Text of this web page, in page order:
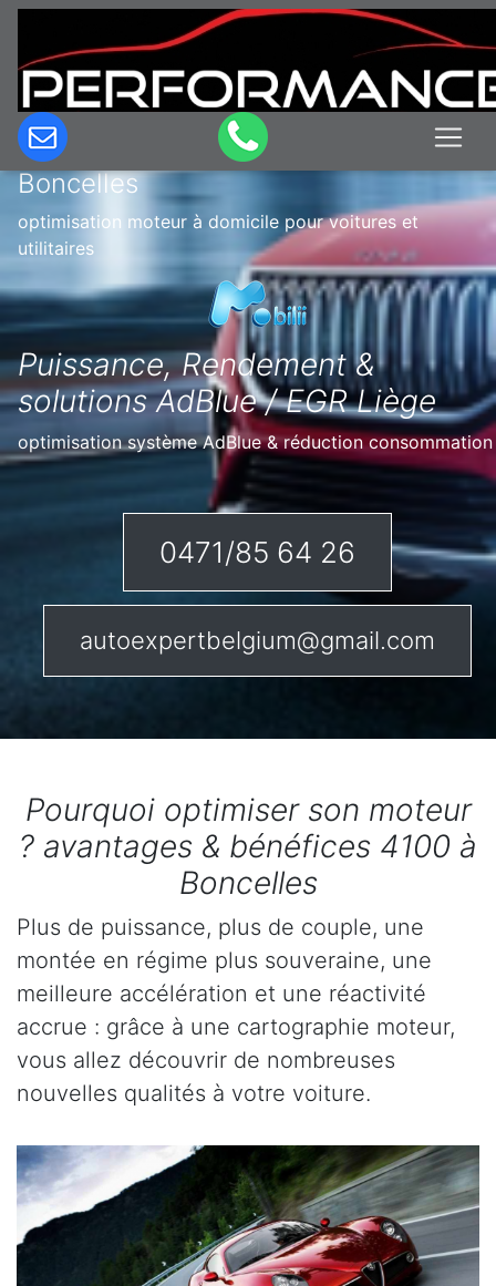
Optimisation & Reprogrammation
moteur à domicile en Belgique à
Boncelles
optimisation moteur à domicile pour voitures et
utilitaires
Puissance, Rendement &
solutions AdBlue / EGR Liège
optimisation système AdBlue & réduction consommation
0471/85 64 26
autoexpertbelgium@gmail.com
Pourquoi optimiser son moteur
? avantages & bénéfices 4100 à
Boncelles
Plus de puissance, plus de couple, une
montée en régime plus souveraine, une
meilleure accélération et une réactivité
accrue : grâce à une cartographie moteur,
vous allez découvrir de nombreuses
nouvelles qualités à votre voiture.